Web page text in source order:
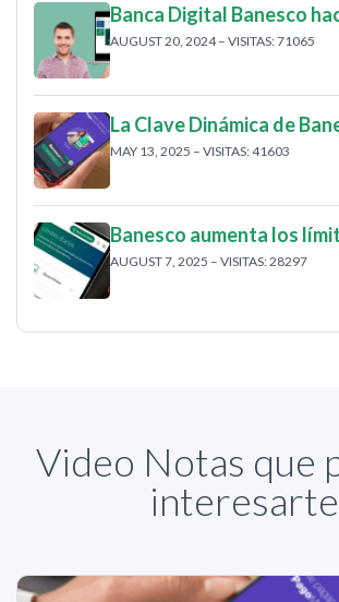
Banca Digital Banesco
AUGUST 20, 2024 – VISITAS: 71065
La Clave Dinámica de
MAY 13, 2025 – VISITAS: 41603
Banesco aumenta los
AUGUST 7, 2025 – VISITAS: 28297
Video Notas que
interesarte